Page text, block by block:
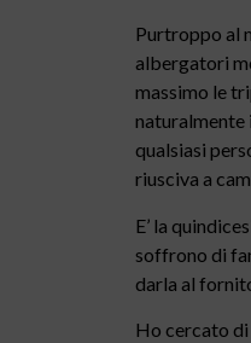
Purtroppo al
albergatori
massimo le
naturalmente
qualsiasi
riusciva a
E’ la
soffrono di
darla al
Ho cercato